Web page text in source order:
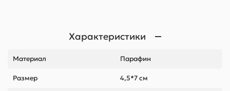
Характеристики
Материал Парафин
Размер 4,5*7 см